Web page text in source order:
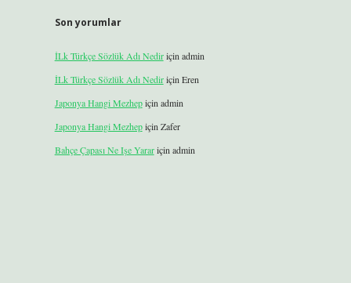
Son yorumlar
İLk Türkçe Sözlük Adı Nediriçin admin
İLk Türkçe Sözlük Adı Nediriçin Eren
Japonya Hangi Mezhepiçin admin
Japonya Hangi Mezhepiçin Zafer
Bahçe Çapası Ne Işe Yarariçin admin